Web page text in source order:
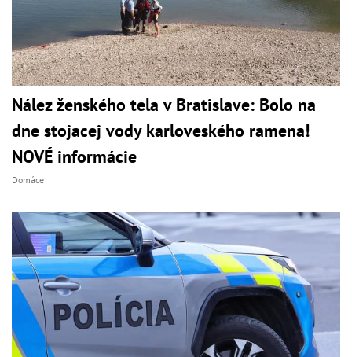
Nález ženského tela v Bratislave: Bolo na
dne stojacej vody karloveského ramena!
NOVÉ informácie
Domáce